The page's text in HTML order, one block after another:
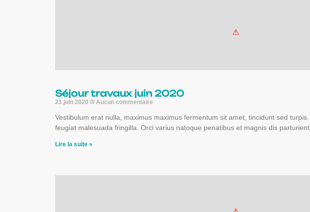
Séjour travaux juin 2020
21 juin 2020 Aucun commentaire
Vestibulum erat nulla, maximus maximus fermentum sit amet, tincidunt sed
feugiat malesuada fringilla. Orci varius natoque penatibus et magnis dis
Lire la suite »